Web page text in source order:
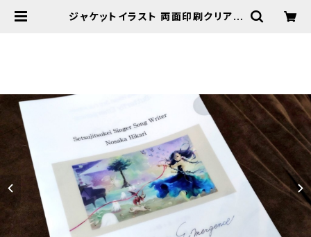
ジャケットイラスト 両面印刷クリアフ